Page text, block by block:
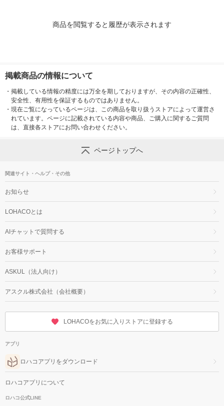
商品を閲覧すると履歴が表示されます
掲載商品の情報について
・ 掲載している情報の精度には万全を期しておりますが、その内容の正確性、
安全性、有用性を保証するものではありません。
・ 現在ご覧になっているページは、この商品を取り扱うストアによって運営さ
れています。ページに記載されている内容や商品、ご購入に関するご質問
は、直接各ストアにお問い合わせください。
ページトップへ
関連サイト・ヘルプ・その他
お知らせ
LOHACOとは
AIチャットで質問する
お客様サポート
ASKUL（法人向け）
アスクル株式会社（会社概要）
LOHACOをお気に入りストアに登録する
アプリ
ロハコアプリをダウンロード
ロハコアプリについて
ロハコ公式LINE